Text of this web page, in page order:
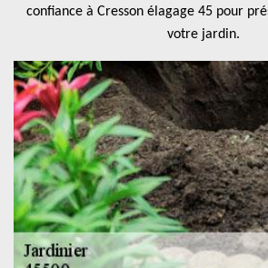
confiance à Cresson élagage 45 pour
votre jardin.